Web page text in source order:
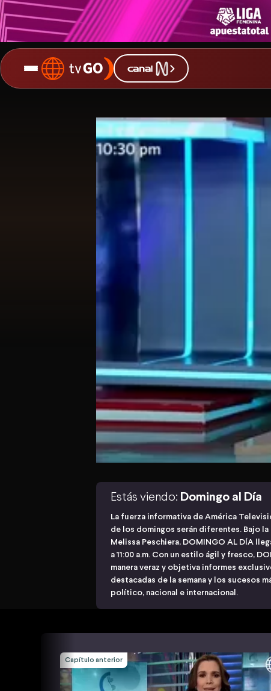
Estás viendo: Domingo al Día
La fuerza informativa de América
de los domingos serán diferentes. Bajo
Melissa Peschiera, DOMINGO AL DÍA
a 11:00 a.m. Con un estilo ágil y fresco,
manera veraz y objetiva informes
destacadas de la semana y los sucesos
político, nacional e internacional.
Capítulo anterior